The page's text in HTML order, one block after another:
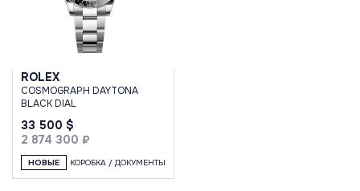
ROLEX
COSMOGRAPH DAYTONA
BLACK DIAL
33 500 $
2 874 300 ₽
НОВЫЕ КОРОБКА / ДОКУМЕНТЫ